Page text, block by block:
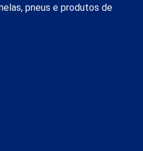
pneus e produtos de